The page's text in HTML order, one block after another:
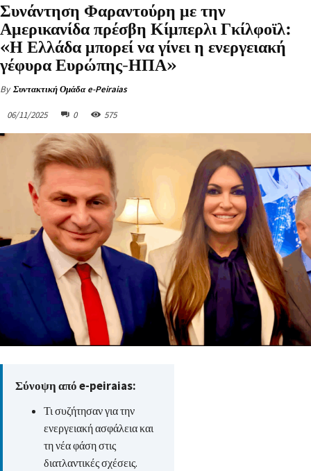
Συνάντηση Φαραντούρη με την
Αμερικανίδα πρέσβη Κίμπερλι Γκίλφοϊλ:
«Η Ελλάδα μπορεί να γίνει η ενεργειακή
γέφυρα Ευρώπης-ΗΠΑ»
By Συντακτική Ομάδα e-Peiraias
06/11/2025 0 575
Σύνοψη από e-peiraias:
Τι συζήτησαν για την
ενεργειακή ασφάλεια και
τη νέα φάση στις
διατλαντικές σχέσεις.